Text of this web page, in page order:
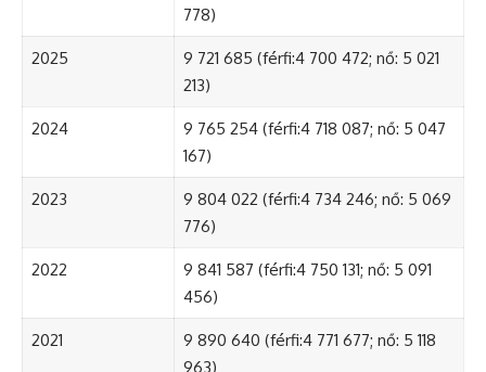
778)
2025
9 721 685 (férfi:4 700 472; nő: 5 021
213)
2024
9 765 254 (férfi:4 718 087; nő: 5 047
167)
2023
9 804 022 (férfi:4 734 246; nő: 5 069
776)
2022
9 841 587 (férfi:4 750 131; nő: 5 091
456)
2021
9 890 640 (férfi:4 771 677; nő: 5 118
963)